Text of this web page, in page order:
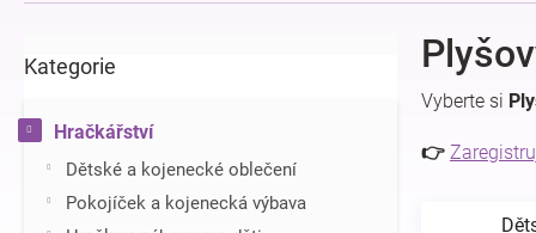
o
t
r
Přeskočit
Kategorie
Hračkářství
Dětské a kojenecké oblečení
Pokojíček a kojenecká výbava
Vyberte si
👉